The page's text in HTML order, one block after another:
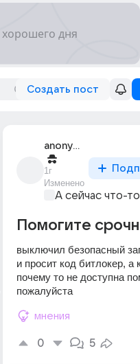
Создать пост
anonymous
1г
Изменено
А сейчас что-
Помогите
выключил безопасный
и просит код битлокер, а
почему то не доступна
пожалуйста
мнения
0 5